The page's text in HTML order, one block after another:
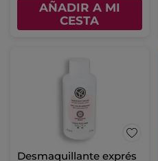
AÑADIR A MI
CESTA
Desmaquillante exprés